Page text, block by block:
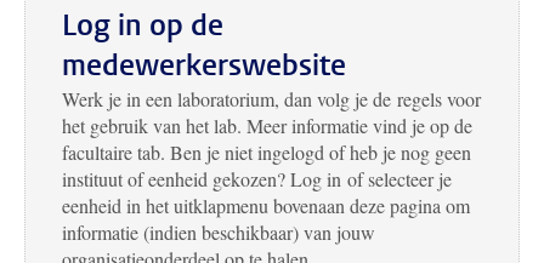
Log in op de
medewerkerswebsite
Werk je in een laboratorium, dan volg je de regels voor
het gebruik van het lab. Meer informatie vind je op de
facultaire tab. Ben je niet ingelogd of heb je nog geen
instituut of eenheid gekozen? Log in of selecteer je
eenheid in het uitklapmenu bovenaan deze pagina om
informatie (indien beschikbaar) van jouw